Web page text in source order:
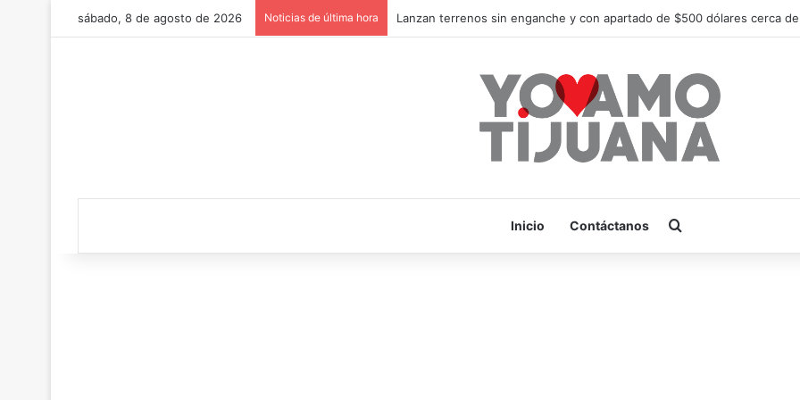
sábado, 8 de agosto de 2026 Noticias de última hora ¡Es hora de apoyar! mañana Zonkeys tendrá su último partido en casa
Inicio Contáctanos